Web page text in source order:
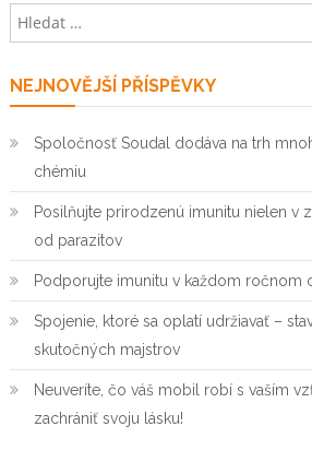
NEJNOVĚJŠÍ PŘÍSPĚVKY
Spoločnosť Soudal dodáva na trh
chémiu
Posilňujte prirodzenú imunitu nielen v
od parazitov
Podporujte imunitu v každom ročnom
Spojenie, ktoré sa oplatí udržiavať –
skutočných majstrov
Neuveríte, čo váš mobil robí s vaším
zachrániť svoju lásku!